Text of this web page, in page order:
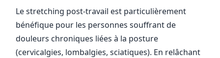
Le stretching post-travail est particulièrement
bénéfique pour les personnes souffrant de
douleurs chroniques liées à la posture
(cervicalgies, lombalgies, sciatiques). En relâchant